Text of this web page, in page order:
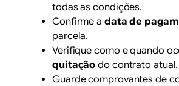
todas as condições.
Confirme a data de
parcela.
Verifique como e quando
quitação do contrato atual.
Guarde comprovantes de